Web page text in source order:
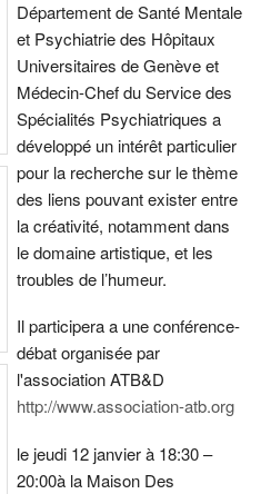
Département de Santé Mentale
et Psychiatrie des Hôpitaux
Universitaires de Genève et
Médecin-Chef du Service des
Spécialités Psychiatriques a
développé un intérêt particulier
pour la recherche sur le thème
des liens pouvant exister entre
la créativité, notamment dans
le domaine artistique, et les
troubles de l’humeur.
Il participera a une conférence-
débat organisée par
l'association ATB&D
http://www.association-atb.org
le jeudi 12 janvier à 18:30 –
20:00à la Maison Des